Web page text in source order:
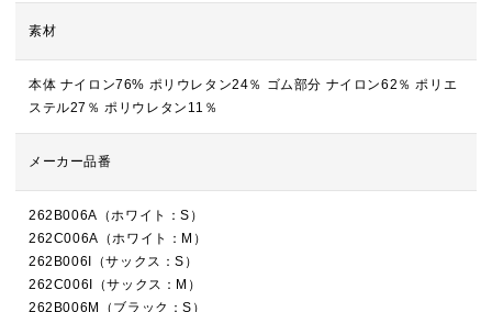
素材
本体 ナイロン76% ポリウレタン24％ ゴム部分 ナイロン62％ ポリエ
ステル27％ ポリウレタン11％
メーカー品番
262B006A（ホワイト：S）
262C006A（ホワイト：M）
262B006I（サックス：S）
262C006I（サックス：M）
262B006M（ブラック：S）